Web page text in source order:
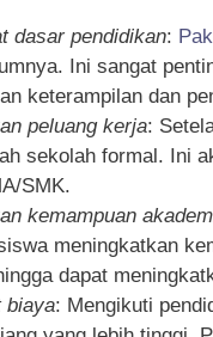
dasar pendidikan:
Ini sangat
keterampilan dan
peluang kerja:
sekolah formal. Ini
SMK.
kemampuan
meningkatkan
dapat
biaya: Mengikuti